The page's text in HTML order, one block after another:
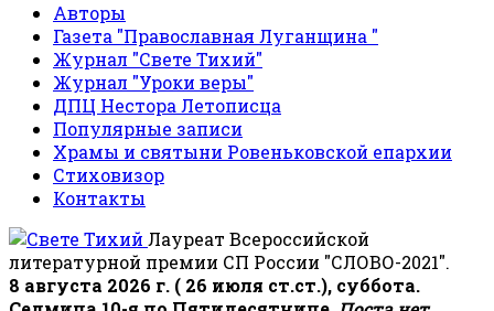
Авторы
Газета "Православная Луганщина "
Журнал "Свете Тихий"
Журнал "Уроки веры"
ДПЦ Нестора Летописца
Популярные записи
Храмы и святыни Ровеньковской епархии
Стиховизор
Контакты
Лауреат Всероссийской
литературной премии СП России "СЛОВО-2021".
8 августа 2026 г. ( 26 июля ст.ст.), суббота.